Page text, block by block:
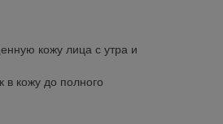
кожу лица с утра и
в кожу до полного